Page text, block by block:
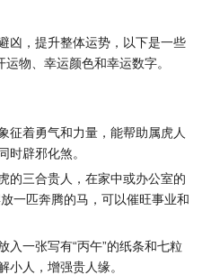
凶，提升整体运势，以下是一些
物、幸运颜色和幸运数字。
征着勇气和力量，能帮助属虎人
时辟邪化煞。
的三合贵人，在家中或办公室的
一匹奔腾的马，可以催旺事业和
入一张写有“丙午”的纸条和七粒
小人，增强贵人缘。